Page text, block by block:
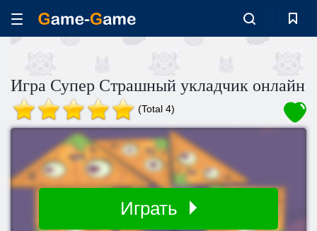
Игра Супер Страшный укладчик онлайн
(Total 4)
Играть